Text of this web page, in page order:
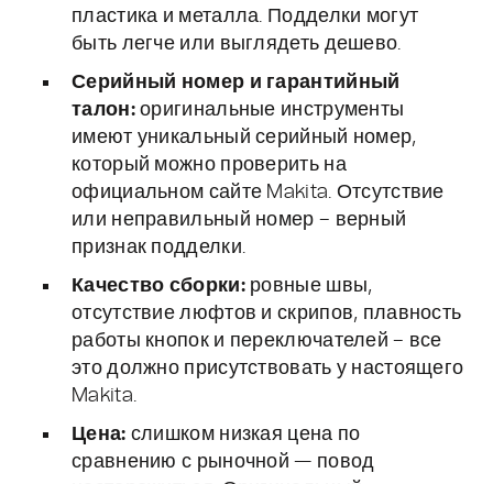
пластика и металла. Подделки могут
быть легче или выглядеть дешево.
Серийный номер и гарантийный
талон:оригинальные инструменты
имеют уникальный серийный номер,
который можно проверить на
официальном сайте Makita. Отсутствие
или неправильный номер – верный
признак подделки.
Качество сборки:ровные швы,
отсутствие люфтов и скрипов, плавность
работы кнопок и переключателей – все
это должно присутствовать у настоящего
Makita.
Цена: слишком низкая цена по
сравнению с рыночной — повод